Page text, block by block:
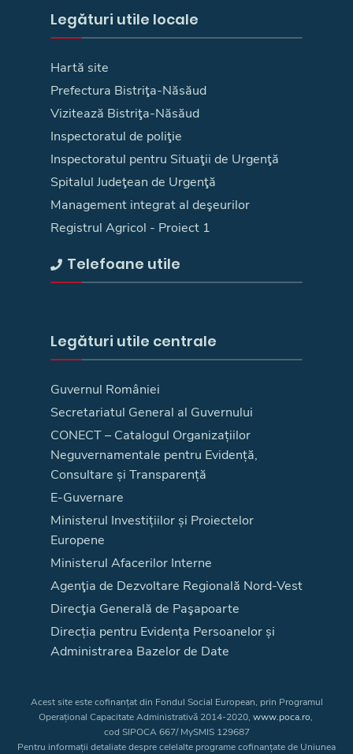
Legături utile locale
Hartă site
Prefectura Bistriţa-Năsăud
Vizitează Bistriţa-Năsăud
Inspectoratul de poliţie
Inspectoratul pentru Situaţii de Urgenţă
Spitalul Judeţean de Urgenţă
Management integrat al deşeurilor
Registrul Agricol - Proiect 1
Telefoane utile
Legături utile centrale
Guvernul României
Secretariatul General al Guvernului
CONECT – Catalogul Organizațiilor
Neguvernamentale pentru Evidență,
Consultare și Transparență
E-Guvernare
Ministerul Investițiilor și Proiectelor
Europene
Ministerul Afacerilor Interne
Agenţia de Dezvoltare Regională Nord-Vest
Direcţia Generală de Paşapoarte
Direcția pentru Evidența Persoanelor și
Administrarea Bazelor de Date
Acest site este cofinanțat din Fondul Social European, prin Programul
Operațional Capacitate Administrativă 2014-2020, www.poca.ro,
cod SIPOCA 667/ MySMIS 129687
Pentru informații detaliate despre celelalte programe cofinanțate de Uniunea